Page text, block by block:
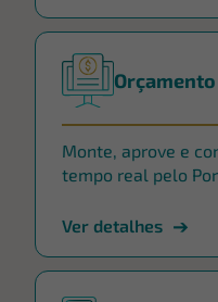
Monte, aprove e
tempo real pelo
Ver detalhes